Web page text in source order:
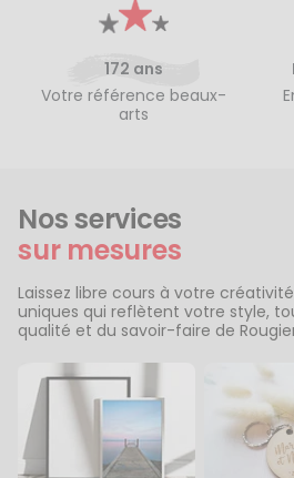
172 ans
Votre référence beaux-
arts
Nos services
sur mesures
Laissez libre cours à votre
uniques qui reflètent votre style,
qualité et du savoir-faire de